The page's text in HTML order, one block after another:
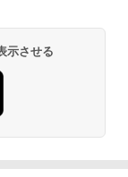
ーク) 着替えテン
中が透けない】 1
災害用トイレ ビ
)
ポリエステル フ
示させる